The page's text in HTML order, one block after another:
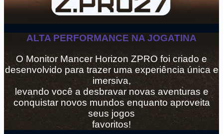
ALTA PERFORMANCE NA JOGATINA
O Monitor Mancer Horizon ZPRO foi criado e
desenvolvido para trazer uma experiência única e
imersiva,
levando você a desbravar novas aventuras e
conquistar novos mundos enquanto aproveita
seus jogos
favoritos!